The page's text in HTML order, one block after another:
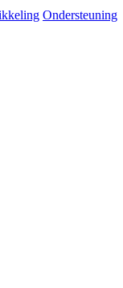
Ondersteuning